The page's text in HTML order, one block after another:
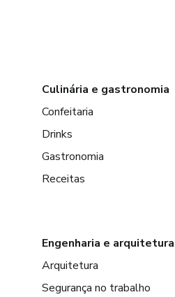
Culinária e gastronomia
Confeitaria
Drinks
Gastronomia
Receitas
Engenharia e arquitetura
Arquitetura
Segurança no trabalho